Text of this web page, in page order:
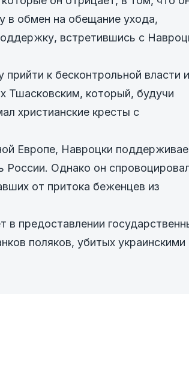
в обмен на обещание ухода,
встретившись с
к бесконтрольной власти и
Тшасковским, который, будучи
христианские кресты с
Европе, Навроцки
Однако он
от притока беженцев из
предоставлении
поляков, убитых украинскими